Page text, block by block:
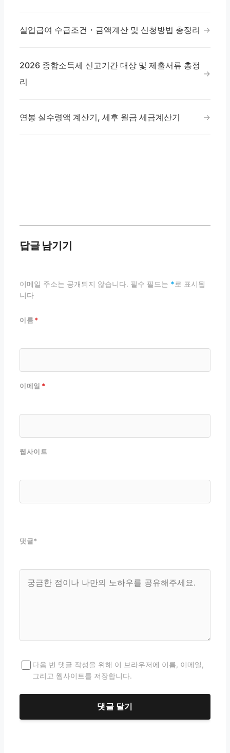
실업급여 수급조건・금액계산 및 신청방법 총정리
2026 종합소득세 신고기간 대상 및 제출서류 총정
리
연봉 실수령액 계산기, 세후 월금 세금계산기
답글 남기기
이메일 주소는 공개되지 않습니다. 필수 필드는 *로 표시됩
니다
이름*
이메일 *
웹사이트
댓글*
다음 번 댓글 작성을 위해 이 브라우저에 이름, 이메일,
그리고 웹사이트를 저장합니다.
댓글 달기